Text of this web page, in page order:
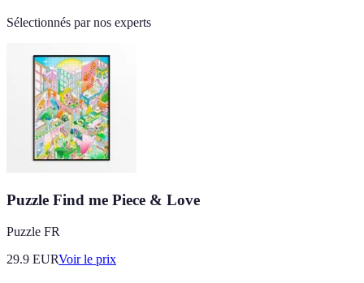
Sélectionnés par nos experts
Puzzle Find me Piece & Love
Puzzle FR
29.9 EURVoir le prix